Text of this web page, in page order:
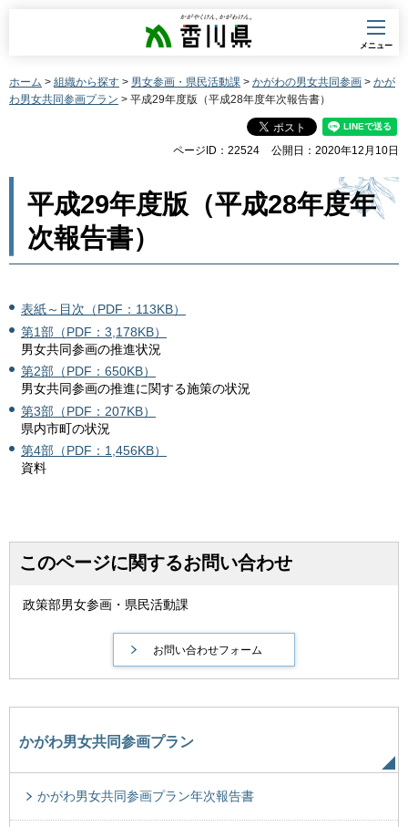
香川県
メニュー
ホーム > 組織から探す > 男女参画・県民活動課 > かがわの男女共同参画 > かが
わ男女共同参画プラン > 平成29年度版（平成28年度年次報告書）
ページID：22524 公開日：2020年12月10日
平成29年度版（平成28年度年
次報告書）
表紙～目次（PDF：113KB）
第1部（PDF：3,178KB）
男女共同参画の推進状況
第2部（PDF：650KB）
男女共同参画の推進に関する施策の状況
第3部（PDF：207KB）
県内市町の状況
第4部（PDF：1,456KB）
資料
このページに関するお問い合わせ
政策部男女参画・県民活動課
かがわ男女共同参画プラン
かがわ男女共同参画プラン年次報告書